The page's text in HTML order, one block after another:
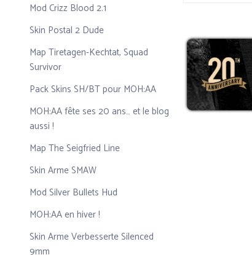
Mod Crizz Blood 2.1
Skin Postal 2 Dude
Map Tiretagen-Kechtat, Squad
Survivor
Pack Skins SH/BT pour MOH:AA
MOH:AA fête ses 20 ans… et le blog
aussi !
Map The Seigfried Line
Skin Arme SMAW
Mod Silver Bullets Hud
MOH:AA en hiver !
Skin Arme Verbesserte Silenced
9mm